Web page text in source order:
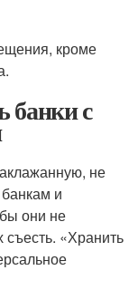
кроме
банки с
не
и
они не
съесть. «Хранить